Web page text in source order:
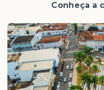
Conheça a